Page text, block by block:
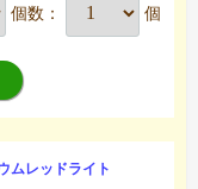
個数： 個
ムレッドライト